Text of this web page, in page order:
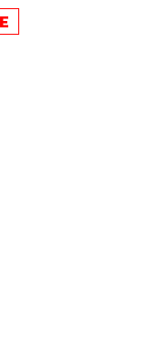
นการปฏิบัติภารกิจ